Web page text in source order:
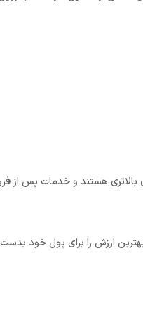
هستند و خدمات پس از
ارزش را برای پول خود